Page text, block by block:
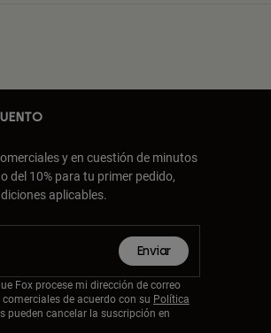
y en cuestión de minutos
del 10% para tu primer pedido,
aplicables.
Enviar
Fox procese mi dirección de correo
de acuerdo con su Política
pueden cancelar la suscripción en